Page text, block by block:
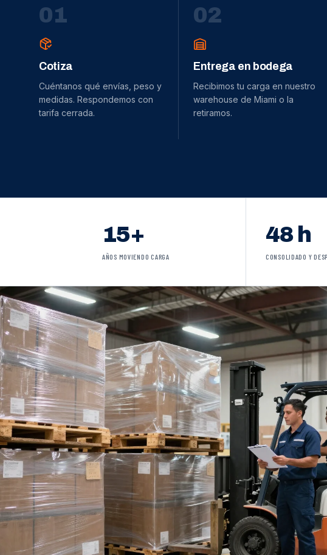
01
Cotiza
Cuéntanos qué envías, peso y
medidas. Respondemos con
tarifa cerrada.
02
Entrega en bodega
Recibimos tu carga en nuestro
warehouse de Miami o la
retiramos.
15+
AÑOS MOVIENDO CARGA
48 h
CONSOLIDADO Y